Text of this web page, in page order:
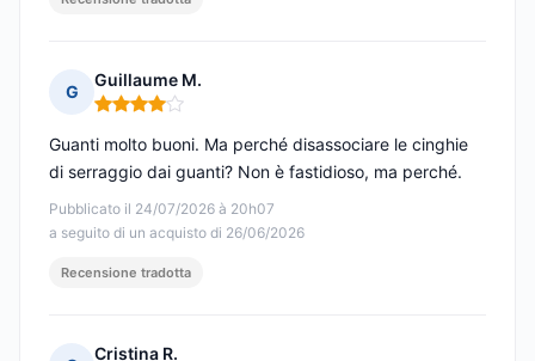
G
Guillaume M.
Nota: 4 su 5
Pubblicato il 24/07/2026 à 20h07
a seguito di un acquisto di 26/06/2026
Guanti molto buoni. Ma perché disassociare le cinghie
di serraggio dai guanti? Non è fastidioso, ma perché.
Recensione tradotta
Cristina R.